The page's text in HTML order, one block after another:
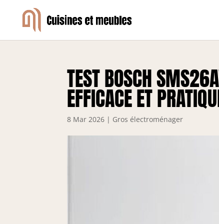
TEST BOSCH
EFFICACE ET
8 Mar 2026 | Gros électroménager